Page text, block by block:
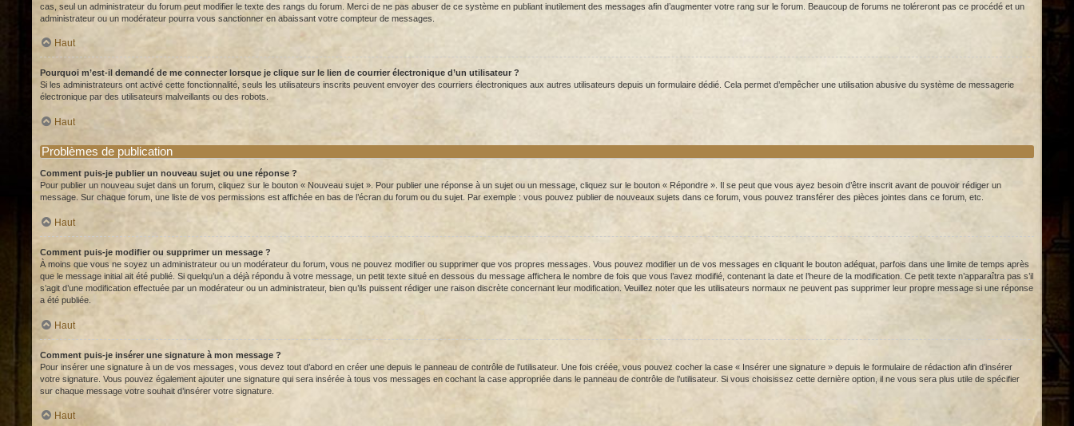
cas, seul un administrateur du forum peut modifier le texte des rangs du forum. Merci de ne pas abuser de ce système en publiant inutilement des messages afin d’augmenter votre rang sur le forum. Beaucoup de forums ne toléreront pas ce procédé et un
administrateur ou un modérateur pourra vous sanctionner en abaissant votre compteur de messages.
Haut
Pourquoi m’est-il demandé de me connecter lorsque je clique sur le lien de courrier électronique d’un utilisateur ?
Si les administrateurs ont activé cette fonctionnalité, seuls les utilisateurs inscrits peuvent envoyer des courriers électroniques aux autres utilisateurs depuis un formulaire dédié. Cela permet d’empêcher une utilisation abusive du système de messagerie
électronique par des utilisateurs malveillants ou des robots.
Haut
Problèmes de publication
Comment puis-je publier un nouveau sujet ou une réponse ?
Pour publier un nouveau sujet dans un forum, cliquez sur le bouton « Nouveau sujet ». Pour publier une réponse à un sujet ou un message, cliquez sur le bouton « Répondre ». Il se peut que vous ayez besoin d’être inscrit avant de pouvoir rédiger un
message. Sur chaque forum, une liste de vos permissions est affichée en bas de l’écran du forum ou du sujet. Par exemple : vous pouvez publier de nouveaux sujets dans ce forum, vous pouvez transférer des pièces jointes dans ce forum, etc.
Haut
Comment puis-je modifier ou supprimer un message ?
À moins que vous ne soyez un administrateur ou un modérateur du forum, vous ne pouvez modifier ou supprimer que vos propres messages. Vous pouvez modifier un de vos messages en cliquant le bouton adéquat, parfois dans une limite de temps après
que le message initial ait été publié. Si quelqu’un a déjà répondu à votre message, un petit texte situé en dessous du message affichera le nombre de fois que vous l’avez modifié, contenant la date et l’heure de la modification. Ce petit texte n’apparaîtra pas s’il
s’agit d’une modification effectuée par un modérateur ou un administrateur, bien qu’ils puissent rédiger une raison discrète concernant leur modification. Veuillez noter que les utilisateurs normaux ne peuvent pas supprimer leur propre message si une réponse
a été publiée.
Haut
Comment puis-je insérer une signature à mon message ?
Pour insérer une signature à un de vos messages, vous devez tout d’abord en créer une depuis le panneau de contrôle de l’utilisateur. Une fois créée, vous pouvez cocher la case « Insérer une signature » depuis le formulaire de rédaction afin d’insérer
votre signature. Vous pouvez également ajouter une signature qui sera insérée à tous vos messages en cochant la case appropriée dans le panneau de contrôle de l’utilisateur. Si vous choisissez cette dernière option, il ne vous sera plus utile de spécifier
sur chaque message votre souhait d’insérer votre signature.
Haut